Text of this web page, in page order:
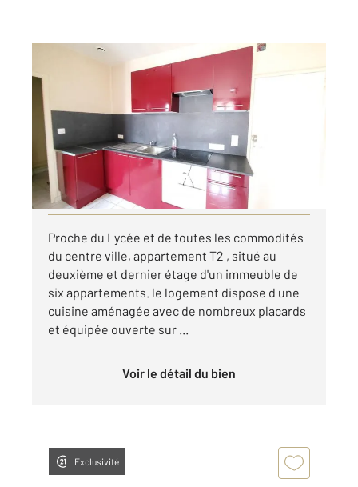
GRAULHET 81
Appartement F2 à louer
420 €
par mois charges comprises
Visiter le site dédié
Proche du Lycée et de toutes les commodités
du centre ville, appartement T2 , situé au
deuxième et dernier étage d'un immeuble de
six appartements. le logement dispose d une
cuisine aménagée avec de nombreux placards
et équipée ouverte sur ...
Voir le détail du bien
Exclusivité